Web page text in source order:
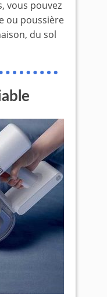
vous pouvez
ou poussière
du sol